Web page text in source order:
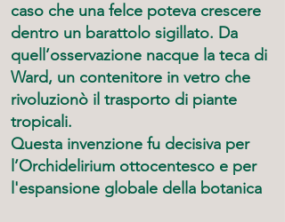
caso che una felce poteva crescere
dentro un barattolo sigillato. Da
quell’osservazione nacque la teca di
Ward, un contenitore in vetro che
rivoluzionò il trasporto di piante
tropicali.
Questa invenzione fu decisiva per
l’Orchidelirium ottocentesco e per
l'espansione globale della botanica